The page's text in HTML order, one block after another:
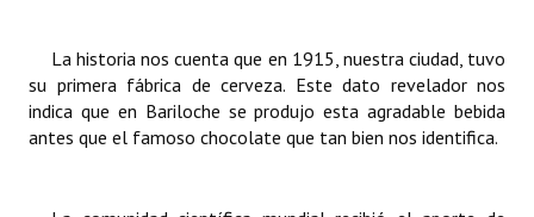
Informes de Unidad Coordinadora
Ejecución Presupuestaria
La historia nos cuenta que en 1915, nuestra ciudad, tuvo
su primera fábrica de cerveza. Este dato revelador nos
indica que en Bariloche se produjo esta agradable bebida
antes que el famoso chocolate que tan bien nos identifica.